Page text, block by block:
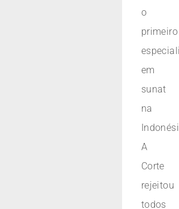
o
primeiro
em
sunat
na
A
Corte
rejeitou
todos